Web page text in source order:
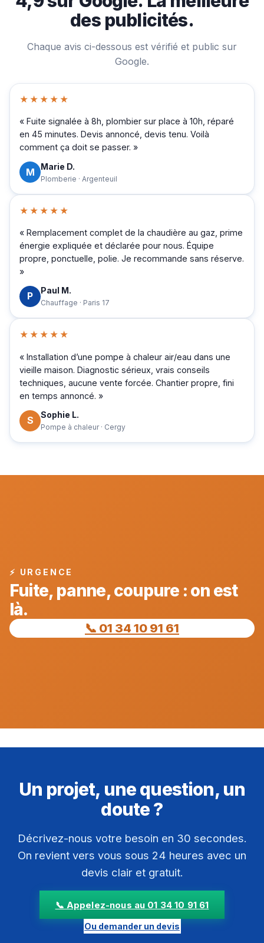
des publicités.
Chaque avis ci-dessous est vérifié et public sur
Google.
★★★★★
« Fuite signalée à 8h, plombier sur place à 10h, réparé
en 45 minutes. Devis annoncé, devis tenu. Voilà
comment ça doit se passer. »
M Marie D.
Plomberie · Argenteuil
★★★★★
« Remplacement complet de la chaudière au gaz, prime
énergie expliquée et déclarée pour nous. Équipe
propre, ponctuelle, polie. Je recommande sans réserve.
»
P Paul M.
Chauffage · Paris 17
★★★★★
« Installation d’une pompe à chaleur air/eau dans une
vieille maison. Diagnostic sérieux, vrais conseils
techniques, aucune vente forcée. Chantier propre, fini
en temps annoncé. »
S Sophie L.
Pompe à chaleur · Cergy
⚡ URGENCE
Fuite, panne, coupure : on est
là.
📞 01 34 10 91 61
Un projet, une question, un
doute ?
Décrivez-nous votre besoin en 30 secondes.
On revient vers vous sous 24 heures avec un
devis clair et gratuit.
📞 Appelez-nous au 01 34 10 91 61
Ou demander un devis